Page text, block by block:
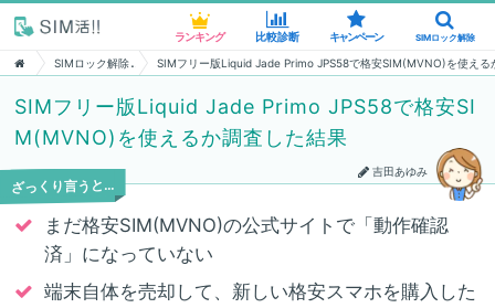
ランキング 比較診断 キャンペーン SIMロック解除
SIMロック解除 SIMフリー版Liquid Jade Primo JPS58で格安SIM(MVNO)を使える
SIMフリー版Liquid Jade Primo JPS58で格安SI
M(MVNO)を使えるか調査した結果
吉田あゆみ
ざっくり言うと…
まだ格安SIM(MVNO)の公式サイトで「動作確認
済」になっていない
端末自体を売却して、新しい格安スマホを購入した
ランキング 比較診断 キャンペーン SIMロック解除